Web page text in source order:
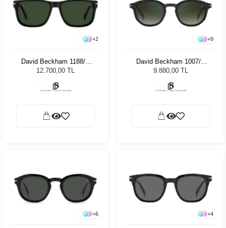
+2
David Beckham 1188/C
WR7 Unisex Güneş
Gözlüğü
12.700,00 TL
+9
David Beckham 1007/S
003/CS - 51 Unisex Güneş
Gözlüğü
9.880,00 TL
+6 +4